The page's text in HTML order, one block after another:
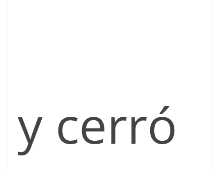
y cerró